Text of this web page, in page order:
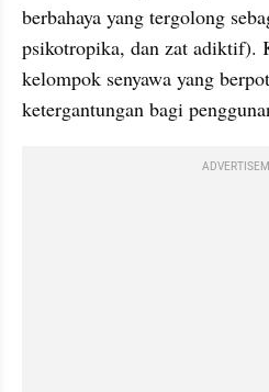
berbahaya yang tergolong
psikotropika, dan zat adiktif).
kelompok senyawa yang
ketergantungan bagi